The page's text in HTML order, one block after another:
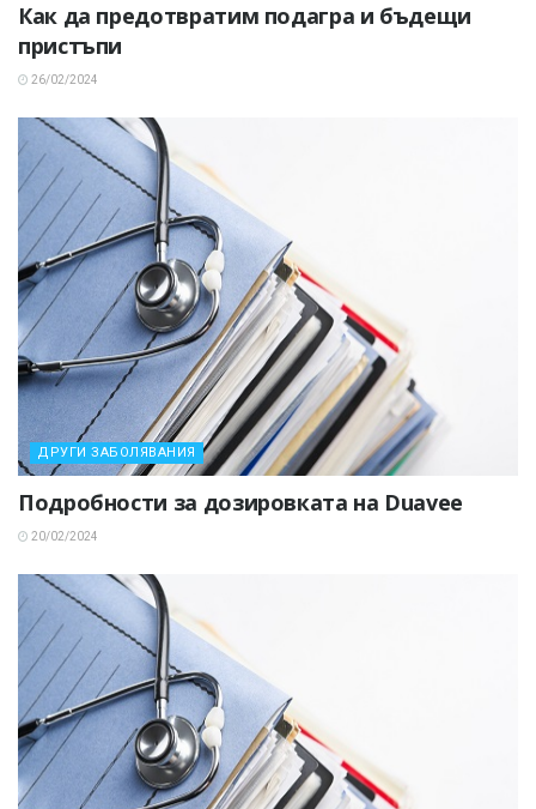
Как да предотвратим подагра и бъдещи
пристъпи
26/02/2024
ДРУГИ ЗАБОЛЯВАНИЯ
Подробности за дозировката на Duavee
20/02/2024